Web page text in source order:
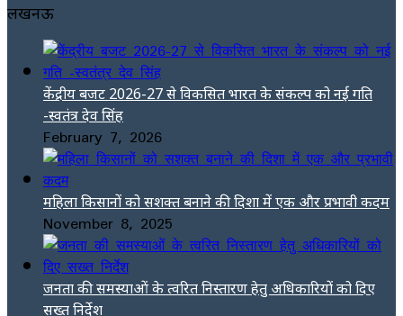
लखनऊ
केंद्रीय बजट 2026-27 से विकसित भारत के संकल्प को नई गति
-स्वतंत्र देव सिंह
February 7, 2026
महिला किसानों को सशक्त बनाने की दिशा में एक और प्रभावी कदम
November 8, 2025
जनता की समस्याओं के त्वरित निस्तारण हेतु अधिकारियों को दिए
सख्त निर्देश